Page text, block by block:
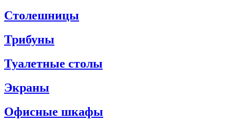
Столешницы
Трибуны
Туалетные столы
Экраны
Офисные шкафы